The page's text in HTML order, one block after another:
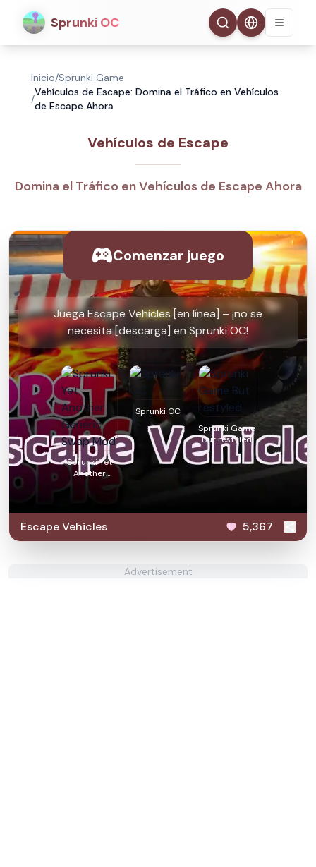
Sprunki OC
Inicio/Sprunki Game
/
Vehículos de Escape: Domina el Tráfico en Vehículos
de Escape Ahora
Vehículos de Escape
Domina el Tráfico en Vehículos de Escape Ahora
Comenzar juego
Juega Escape Vehicles [en línea] – ¡no se
necesita [descarga] en Sprunki OC!
Sprunki Yet
Another
Generic Swap
Mod
Sprunki OC
Sprunki Game
But restyled
Escape Vehicles 5,367
Advertisement